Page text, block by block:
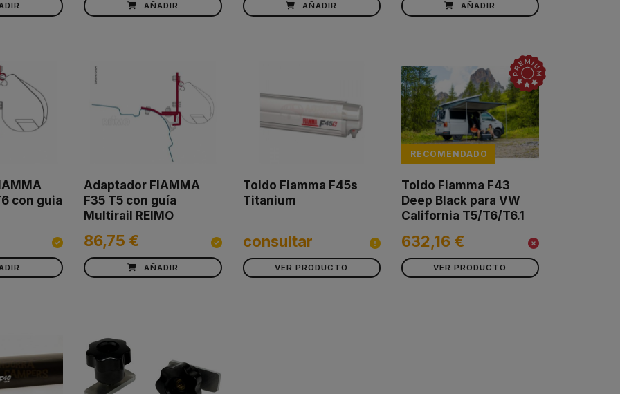
AÑADIR AÑADIR AÑADIR
con guia
Adaptador FIAMMA
F35 T5 con guía
Multirail REIMO
86,75 €
AÑADIR
Toldo Fiamma F45s
Titanium
consultar
VER PRODUCTO
RECOMENDADO
Toldo Fiamma F43
Deep Black para VW
California T5/T6/T6.1
632,16 €
VER PRODUCTO